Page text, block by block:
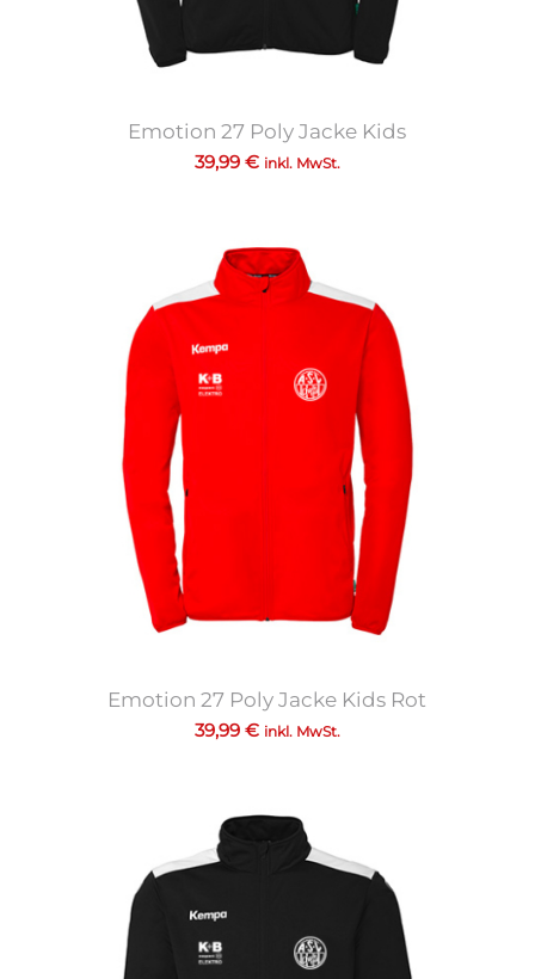
Emotion 27 Poly Jacke Kids
39,99 € inkl. MwSt.
Emotion 27 Poly Jacke Kids Rot
39,99 € inkl. MwSt.